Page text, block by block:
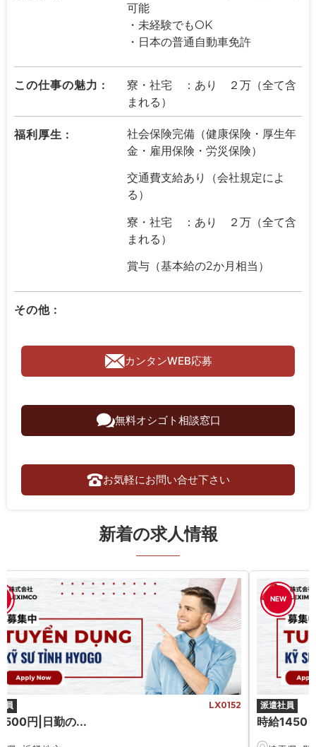
可能
・未経験でもOK
・日本の普通自動車免許
この仕事の魅力 :
寮・社宅 ：あり ２万（全て含
まれる）
福利厚生 :
社会保険完備（健康保険・厚生年
金・雇用保険・労災保険）
交通費支給あり（会社規定によ
る）
寮・社宅 ：あり ２万（全て含
まれる）
賞与（基本給の2か月相当）
その他 :
カンタンWEB応募
無料オシゴト相談窓口
お気軽にお問い合せ下さい
新着の求人情報
員 LX0152
円|日勤の...
NEW
派遣社員
時給1450